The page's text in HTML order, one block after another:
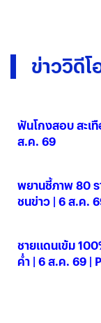
ข่าววิดีโ
ฟันโกงสอบ สะเ
ส.ค. 69
พยานชี้ภาพ 80 รา
ชนข่าว | 6 ส.ค.
ชายแดนเข้ม 100% เ
ค่ำ | 6 ส.ค. 69 |